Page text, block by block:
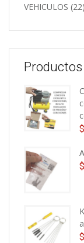
VEHICULOS (22)
$
$
$